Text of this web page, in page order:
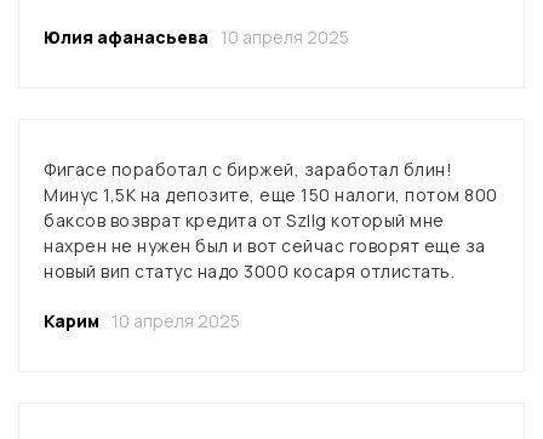
Юлия афанасьева 10 апреля 2025
Фигасе поработал с биржей, заработал блин!
Минус 1,5К на депозите, еще 150 налоги, потом 800
баксов возврат кредита от Szllg который мне
нахрен не нужен был и вот сейчас говорят еще за
новый вип статус надо 3000 косаря отлистать.
Карим 10 апреля 2025